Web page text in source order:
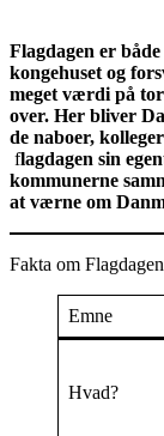
Flagdagen er
kongehuset og
meget værdi på
over. Her bliver
de naboer,
flagdagen sin
kommunerne
at værne om
Fakta om
Emne
Hvad?